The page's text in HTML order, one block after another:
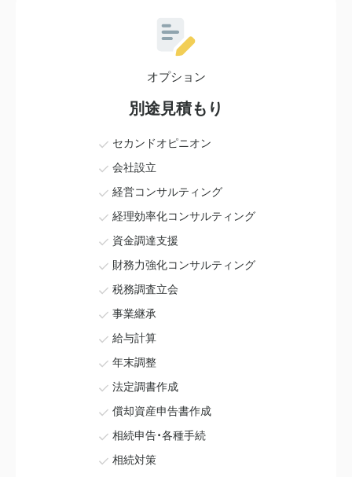
オプション
別途見積もり
セカンドオピニオン
会社設立
経営コンサルティング
経理効率化コンサルティング
資金調達支援
財務力強化コンサルティング
税務調査立会
事業継承
給与計算
年末調整
法定調書作成
償却資産申告書作成
相続申告・各種手続
相続対策